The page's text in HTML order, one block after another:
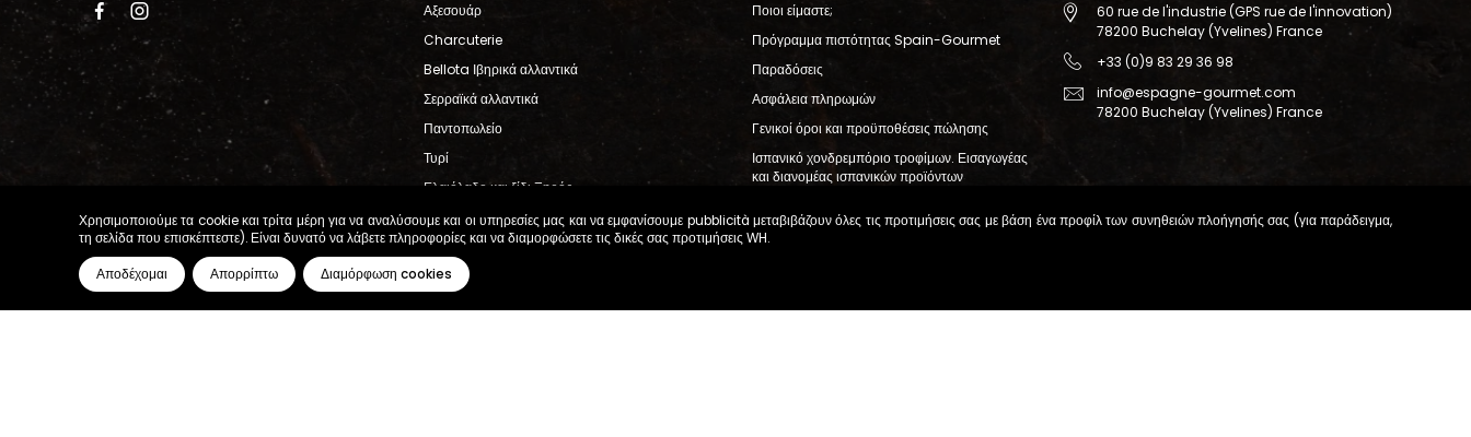
Χρησιμοποιούμε τα cookie και τρίτα μέρη για να αναλύσουμε και οι υπηρεσίες μας και να εμφανίσουμε pubblicità μεταβιβάζουν όλες τις προτιμήσεις σας με βάση ένα προφίλ των συνηθειών πλοήγησής σας (για παράδειγμα,
τη σελίδα που επισκέπτεστε). Είναι δυνατό να λάβετε πληροφορίες και να διαμορφώσετε τις δικές σας προτιμήσεις WH.
Αποδέχομαι Απορρίπτω Διαμόρφωση cookies
Αξεσουάρ
Charcuterie
Bellota Ιβηρικά αλλαντικά
Σερραϊκά αλλαντικά
Παντοπωλείο
Τυρί
Ελαιόλαδο και ξίδι Ξηρός
Ιβηρικό ζαμπόν
Κρασί
Ποιοι είμαστε;
Πρόγραμμα πιστότητας Spain-Gourmet
Παραδόσεις
Ασφάλεια πληρωμών
Γενικοί όροι και προϋποθέσεις πώλησης
Ισπανικό χονδρεμπόριο τροφίμων. Εισαγωγέας
και διανομέας ισπανικών προϊόντων
60 rue de l'industrie (GPS rue de l'innovation)
78200 Buchelay (Yvelines) France
+33 (0)9 83 29 36 98
info@espagne-gourmet.com
78200 Buchelay (Yvelines) France